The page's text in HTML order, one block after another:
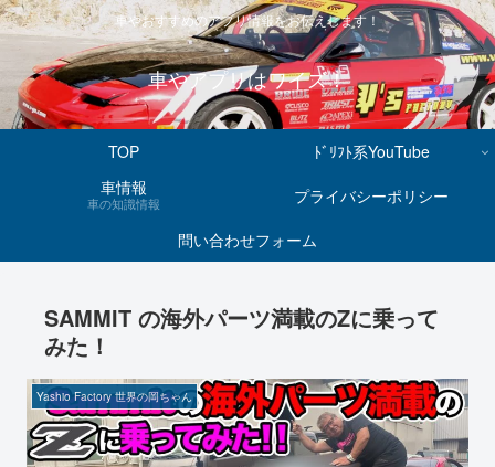
車やおすすめのアプリ情報をお伝えします！
車やアプリはワイズ！
TOP
ﾄﾞﾘﾌﾄ系YouTube
車情報
車の知識情報
プライバシーポリシー
問い合わせフォーム
SAMMIT の海外パーツ満載のZに乗って
みた！
Yashio Factory 世界の岡ちゃん